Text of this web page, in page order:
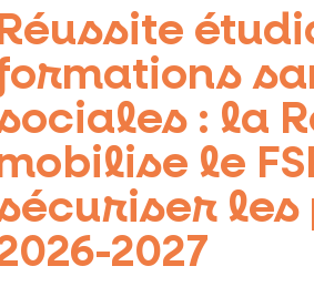
: la
le
2027